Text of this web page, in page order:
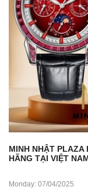
MINH NHẬT PLAZA
HÃNG TẠI VIỆT
Monday: 07/04/2025